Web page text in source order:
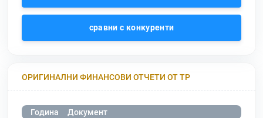
сравни с конкуренти
ОРИГИНАЛНИ ФИНАНСОВИ ОТЧЕТИ ОТ ТР
Година Документ